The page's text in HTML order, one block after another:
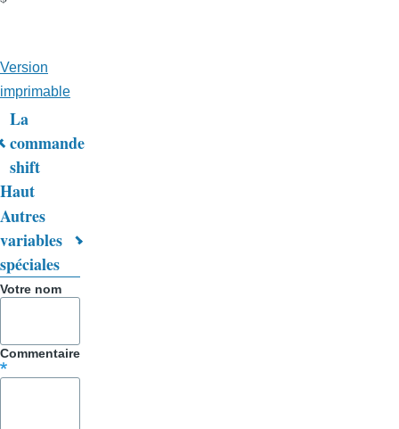
Version
imprimable
Liens
transversaux
de
livre
pour
Trucs
Astuces
La
commande
shift
Haut
Autres
variables
spéciales
Votre nom
Commentaire